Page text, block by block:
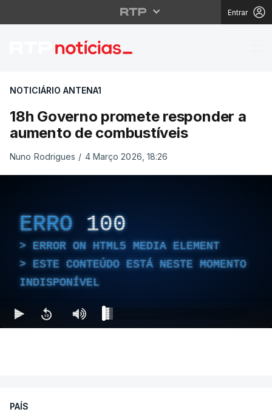
Entrar
18h Governo
NOTICIÁRIO ANTENA1
18h Governo promete responder a
aumento de combustíveis
Nuno Rodrigues / 4 Março 2026, 18:26
ERRO 100
ERROR ON HTML5 MEDIA ELEMENT
ESTE CONTEÚDO ESTÁ NESTE MOMENTO
INDISPONÍVEL
PAÍS